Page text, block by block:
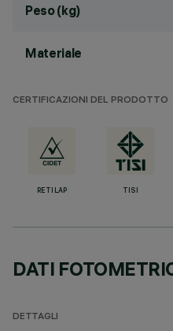
Peso (kg)
Materiale
CERTIFICAZIONI DEL PRODOTTO
RETILAP TISI
DATI
DETTAGLI